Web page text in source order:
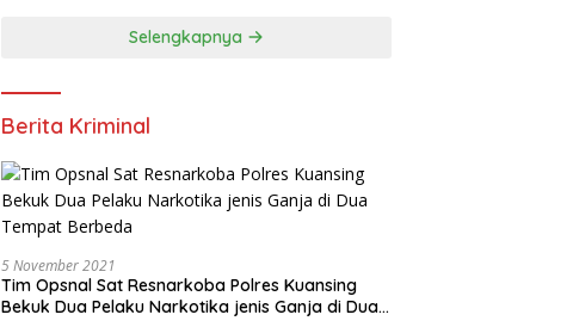
Selengkapnya
Berita Kriminal
5 November 2021
Tim Opsnal Sat Resnarkoba Polres Kuansing
Bekuk Dua Pelaku Narkotika jenis Ganja di Dua